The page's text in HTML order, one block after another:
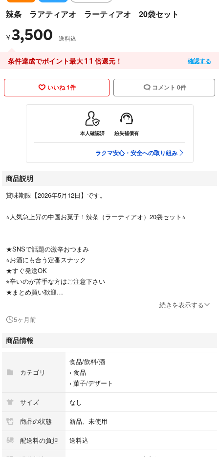
辣条 ラアティアオ ラーティアオ 20袋セット
¥3,500 送料込
条件達成でポイント最大11 倍還元！ 確認する
いいね 1件 コメント 0件
本人確認済 紛失補償有
ラクマ安心・安全への取り組み
商品説明
賞味期限【2026年5月12日】です。
⭐︎人気急上昇の中国お菓子！辣条（ラーティアオ）20袋セット⭐︎
★SNSで話題の激辛おつまみ
⭐︎お酒にも合う定番スナック
★すぐ発送OK
⭐︎辛いのが苦手な方はご注意下さい
★まとめ買い歓迎
网红辣棒
辣条
SNSで話題
激辛
うますぎ
菓子
続きを表示する
5ヶ月前
商品情報
カテゴリ
食品/飲料/酒
› 食品
› 菓子/デザート
サイズ なし
商品の状態 新品、未使用
配送料の負担 送料込